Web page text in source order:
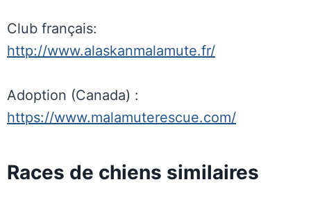
Club français:
http://www.alaskanmalamute.fr/
Adoption (Canada) :
https://www.malamuterescue.com/
Races de chiens similaires